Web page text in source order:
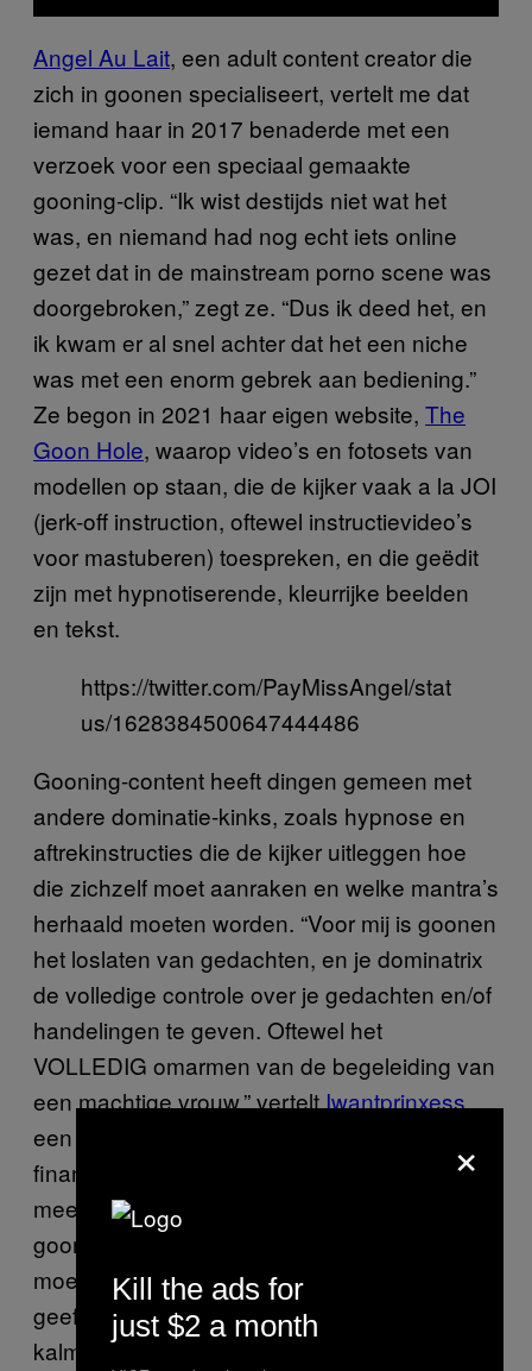
Angel Au Lait, een adult content creator die
zich in goonen specialiseert, vertelt me dat
iemand haar in 2017 benaderde met een
verzoek voor een speciaal gemaakte
gooning-clip. “Ik wist destijds niet wat het
was, en niemand had nog echt iets online
gezet dat in de mainstream porno scene was
doorgebroken,” zegt ze. “Dus ik deed het, en
ik kwam er al snel achter dat het een niche
was met een enorm gebrek aan bediening.”
Ze begon in 2021 haar eigen website, The
Goon Hole, waarop video’s en fotosets van
modellen op staan, die de kijker vaak a la JOI
(jerk-off instruction, oftewel instructievideo’s
voor mastuberen) toespreken, en die geëdit
zijn met hypnotiserende, kleurrijke beelden
en tekst.
https://twitter.com/PayMissAngel/stat
us/1628384500647444486
Gooning-content heeft dingen gemeen met
andere dominatie-kinks, zoals hypnose en
aftrekinstructies die de kijker uitleggen hoe
die zichzelf moet aanraken en welke mantra’s
herhaald moeten worden. “Voor mij is goonen
het loslaten van gedachten, en je dominatrix
de volledige controle over je gedachten en/of
handelingen te geven. Oftewel het
VOLLEDIG omarmen van de begeleiding van
een machtige vrouw,” verteltIwantprinxess,
een adult content creator die gooning en
financiële dominatrix-content maakt, me. “De
meeste mensen zijn aangetrokken tot
goonen omdat het de druk om een keuze te
moeten maken weghaalt. Als je toestemming
geeft om in goon-modus te gaan is het
kalmerend om een domme te hebben die je
×
Kill the ads for
just $2 a month